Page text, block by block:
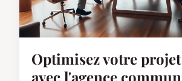
Optimisez votre
avec l'agence